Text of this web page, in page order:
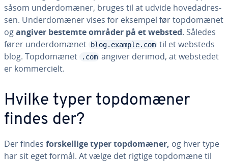
såsom un­der­do­mæ­ner, bruges til at udvide ho­ve­d­adres­
sen. Un­der­do­mæ­ner vises for eksempel før top­do­mæ­net
ogangiver bestemte områder på et websted. Således
fører un­der­do­mæ­net
blog.example.com til et websteds
blog. Top­do­mæ­net
.com angiver derimod, at webstedet
er kom­merci­elt.
Hvilke typer top­do­mæ­ner
findes der?
Der findes for­skel­li­ge typer top­do­mæ­ner, og hver type
har sit eget formål. At vælge det rigtige topdomæne til